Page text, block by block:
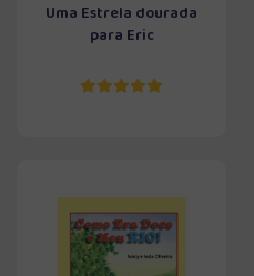
Uma Estrela dourada
para Eric